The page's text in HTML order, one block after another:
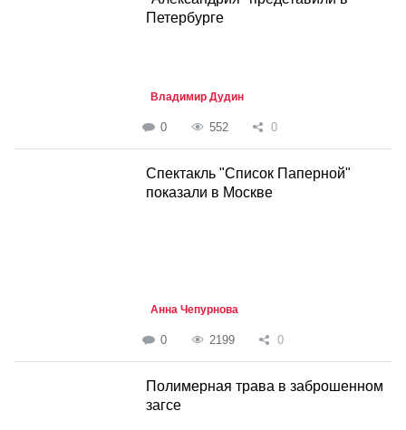
Петербурге
Владимир Дудин
0 552 0
Спектакль "Список Паперной"
показали в Москве
Анна Чепурнова
0 2199 0
Полимерная трава в заброшенном
загсе